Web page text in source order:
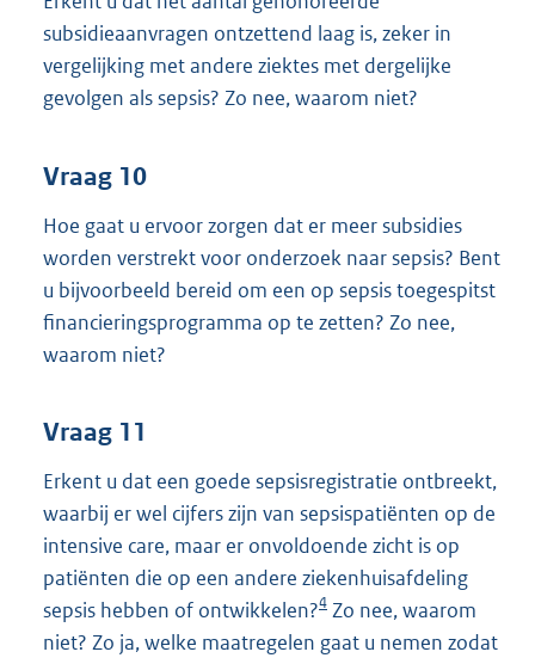
subsidieaanvragen ontzettend laag is, zeker in
vergelijking met andere ziektes met dergelijke
gevolgen als sepsis? Zo nee, waarom niet?
Vraag 10
Hoe gaat u ervoor zorgen dat er meer subsidies
worden verstrekt voor onderzoek naar sepsis? Bent
u bijvoorbeeld bereid om een op sepsis toegespitst
financieringsprogramma op te zetten? Zo nee,
waarom niet?
Vraag 11
Erkent u dat een goede sepsisregistratie ontbreekt,
waarbij er wel cijfers zijn van sepsispatiënten op de
intensive care, maar er onvoldoende zicht is op
patiënten die op een andere ziekenhuisafdeling
sepsis hebben of ontwikkelen?4 Zo nee, waarom
niet? Zo ja, welke maatregelen gaat u nemen zodat